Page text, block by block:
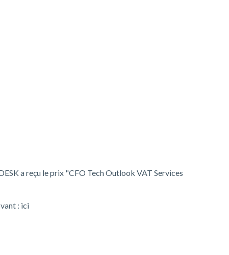
a reçu le prix "CFO Tech Outlook VAT Services
: ici